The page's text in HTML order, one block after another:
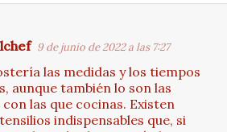
9 de junio de 2022 a las 7:27
las medidas y los tiempos
aunque también lo son las
las que cocinas. Existen
indispensables que, si